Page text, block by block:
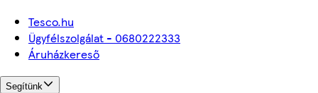
Tesco.hu
Ügyfélszolgálat - 0680222333
Áruházkereső
Segítünk